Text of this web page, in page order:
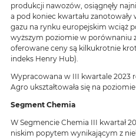
produkcji nawozów, osiągnęły
a pod koniec kwartału
gazu na rynku europejskim wciąż
wyższym poziomie w porównaniu
oferowane ceny są kilkukrotnie
indeks Henry Hub).
Wypracowana w III kwartale 2023
Agro ukształtowała się na poziomie
Segment Chemia
W Segmencie Chemia III kwartał
niskim popytem wynikającym z